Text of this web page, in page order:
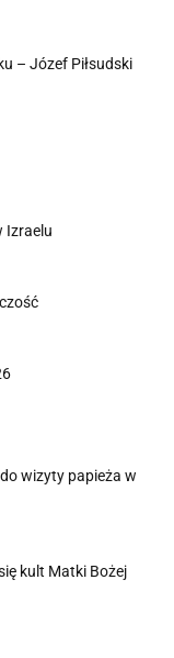
– Józef Piłsudski
Izraelu
wizyty papieża w
kult Matki Bożej